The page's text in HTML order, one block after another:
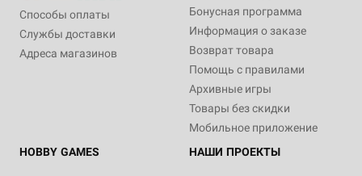
Способы оплаты
Службы доставки
Адреса магазинов
Бонусная программа
Информация о заказе
Возврат товара
Помощь с правилами
Архивные игры
Товары без скидки
Мобильное приложение
HOBBY GAMES
НАШИ ПРОЕКТЫ